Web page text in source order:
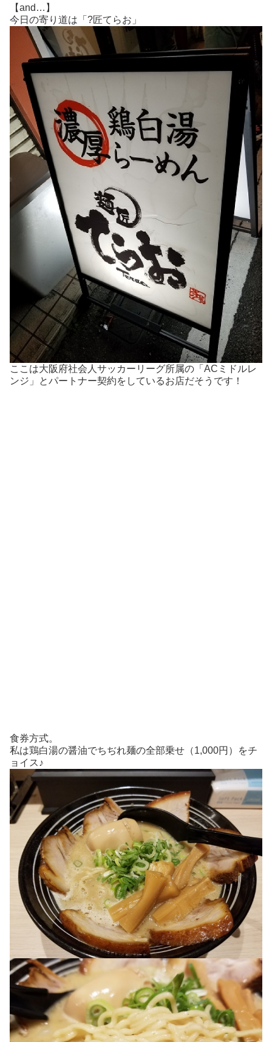
【and…】
今日の寄り道は「?匠てらお」
ここは大阪府社会人サッカーリーグ所属の「ACミドルレ
ンジ」とパートナー契約をしているお店だそうです！
食券方式。
私は鶏白湯の醤油でちぢれ麺の全部乗せ（1,000円）をチ
ョイス♪